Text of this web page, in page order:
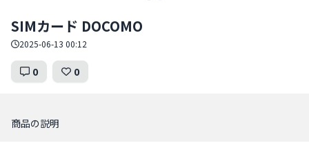
SIMカード DOCOMO
2025-06-13 00:12
0 0
商品の説明